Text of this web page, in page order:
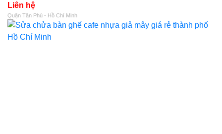
Liên hệ
Quận Tân Phú - Hồ Chí Minh